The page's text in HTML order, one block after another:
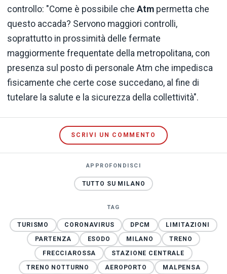
controllo: "Come è possibile che Atm permetta che
questo accada? Servono maggiori controlli,
soprattutto in prossimità delle fermate
maggiormente frequentate della metropolitana, con
presenza sul posto di personale Atm che impedisca
fisicamente che certe cose succedano, al fine di
tutelare la salute e la sicurezza della collettività".
SCRIVI UN COMMENTO
APPROFONDISCI
TUTTO SU MILANO
TAG
TURISMO CORONAVIRUS DPCM
LIMITAZIONI
PARTENZA
ESODO MILANO
TRENO
FRECCIAROSSA
STAZIONE CENTRALE
TRENO NOTTURNO
AEROPORTO
MALPENSA